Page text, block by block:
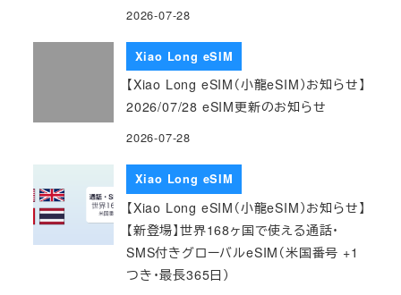
2026-07-28
Xiao Long eSIM
【Xiao Long eSIM（小龍eSIM）お知らせ】
2026/07/28 eSIM更新のお知らせ
2026-07-28
Xiao Long eSIM
【Xiao Long eSIM（小龍eSIM）お知らせ】
【新登場】世界168ヶ国で使える通話・
SMS付きグローバルeSIM（米国番号 +1
つき・最長365日）